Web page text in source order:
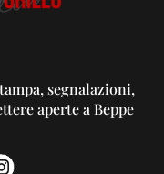
segnalazioni,
aperte a Beppe